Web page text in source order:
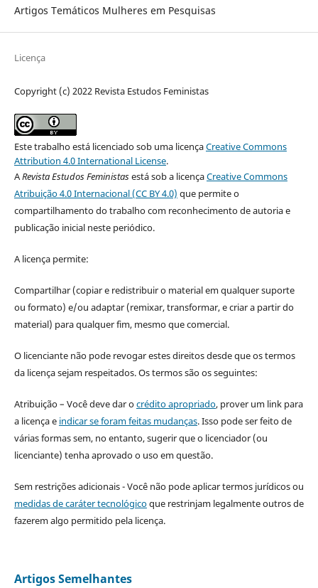
Artigos Temáticos Mulheres em Pesquisas
Licença
Copyright (c) 2022 Revista Estudos Feministas
Este trabalho está licenciado sob uma licençaCreative Commons
Attribution 4.0 International License.
ARevista Estudos Feministasestá sob a licençaCreative Commons
Atribuição 4.0 Internacional (CC BY 4.0) que permite o
compartilhamento do trabalho com reconhecimento de autoria e
publicação inicial neste periódico.
A licença permite:
Compartilhar (copiar e redistribuir o material em qualquer suporte
ou formato) e/ou adaptar (remixar, transformar, e criar a partir do
material) para qualquer fim, mesmo que comercial.
O licenciante não pode revogar estes direitos desde que os termos
da licença sejam respeitados. Os termos são os seguintes:
Atribuição – Você deve dar ocrédito apropriado, prover um link para
a licença e indicar se foram feitas mudanças. Isso pode ser feito de
várias formas sem, no entanto, sugerir que o licenciador (ou
licenciante) tenha aprovado o uso em questão.
Sem restrições adicionais - Você não pode aplicar termos jurídicos ou
medidas de caráter tecnológicoque restrinjam legalmente outros de
fazerem algo permitido pela licença.
Artigos Semelhantes